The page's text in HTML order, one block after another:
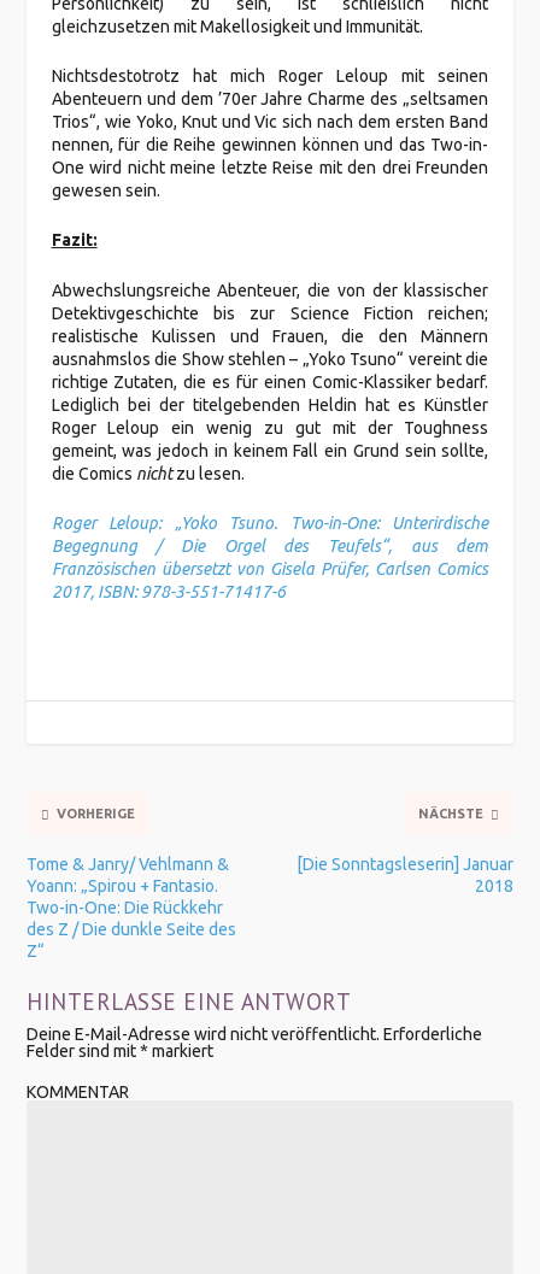
gleichzusetzen mit Makellosigkeit und Immunität.
Nichtsdestotrotz hat mich Roger Leloup mit seinen
Abenteuern und dem ’70er Jahre Charme des „seltsamen
Trios“, wie Yoko, Knut und Vic sich nach dem ersten Band
nennen, für die Reihe gewinnen können und das Two-in-
One wird nicht meine letzte Reise mit den drei Freunden
gewesen sein.
Fazit:
Abwechslungsreiche Abenteuer, die von der klassischer
Detektivgeschichte bis zur Science Fiction reichen;
realistische Kulissen und Frauen, die den Männern
ausnahmslos die Show stehlen – „Yoko Tsuno“ vereint die
richtige Zutaten, die es für einen Comic-Klassiker bedarf.
Lediglich bei der titelgebenden Heldin hat es Künstler
Roger Leloup ein wenig zu gut mit der Toughness
gemeint, was jedoch in keinem Fall ein Grund sein sollte,
die Comics nichtzu lesen.
Roger Leloup: „Yoko Tsuno. Two-in-One: Unterirdische
Begegnung / Die Orgel des Teufels“, aus dem
Französischen übersetzt von Gisela Prüfer, Carlsen Comics
2017, ISBN: 978-3-551-71417-6
VORHERIGE
Tome & Janry/ Vehlmann &
Yoann: „Spirou + Fantasio.
Two-in-One: Die Rückkehr
des Z / Die dunkle Seite des
Z“
NÄCHSTE
[Die Sonntagsleserin] Januar
2018
HINTERLASSE EINE ANTWORT
Deine E-Mail-Adresse wird nicht veröffentlicht. Erforderliche
Felder sind mit* markiert
KOMMENTAR